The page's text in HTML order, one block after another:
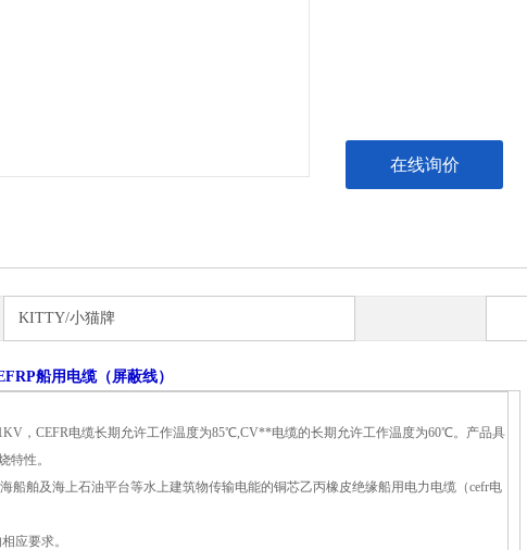
在线询价
KITTY/小猫牌
船用电缆（屏蔽线）
，CEFR电缆长期允许工作温度为85℃,CV**电缆的长期允许工作温度为60℃。产品具
特性。
船舶及海上石油平台等水上建筑物传输电能的铜芯乙丙橡皮绝缘船用电力电缆（cefr电
应要求。